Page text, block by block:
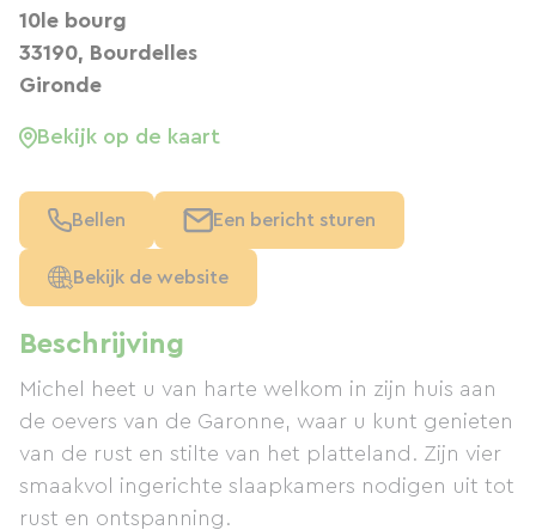
Beschrijving
Michel heet u van harte welkom in zijn huis aan
de oevers van de Garonne, waar u kunt genieten
van de rust en stilte van het platteland. Zijn vier
smaakvol ingerichte slaapkamers nodigen uit tot
rust en ontspanning.
10le bourg
33190, Bourdelles
Gironde
Bekijk op de kaart
Bellen Een bericht sturen
Bekijk de website